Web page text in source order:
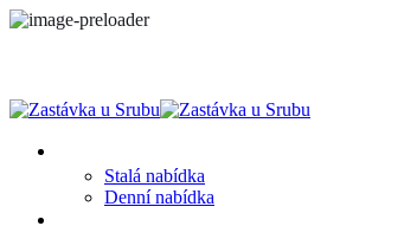
Stalá nabídka
Denní nabídka